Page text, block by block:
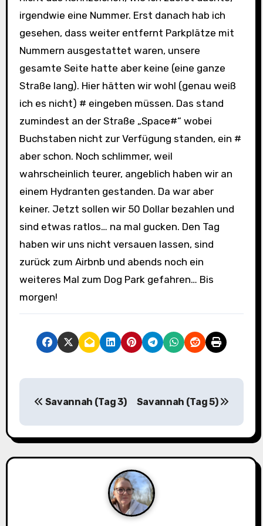
irgendwie eine Nummer. Erst danach hab ich
gesehen, dass weiter entfernt Parkplätze mit
Nummern ausgestattet waren, unsere
gesamte Seite hatte aber keine (eine ganze
Straße lang). Hier hätten wir wohl (genau weiß
ich es nicht) # eingeben müssen. Das stand
zumindest an der Straße „Space#“ wobei
Buchstaben nicht zur Verfügung standen, ein #
aber schon. Noch schlimmer, weil
wahrscheinlich teurer, angeblich haben wir an
einem Hydranten gestanden. Da war aber
keiner. Jetzt sollen wir 50 Dollar bezahlen und
sind etwas ratlos… na mal gucken. Den Tag
haben wir uns nicht versauen lassen, sind
zurück zum Airbnb und abends noch ein
weiteres Mal zum Dog Park gefahren… Bis
morgen!
B
i
t
Savannah (Tag 3) Savannah (Tag 5)